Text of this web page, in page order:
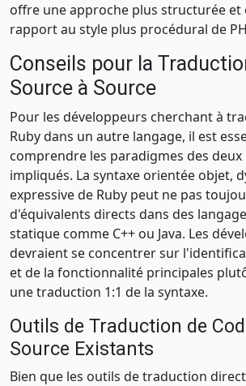
offre une approche plus structurée et
rapport au style plus procédural de
Conseils pour la
Source à Source
Pour les développeurs cherchant à
Ruby dans un autre langage, il est
comprendre les paradigmes des deux
impliqués. La syntaxe orientée objet,
expressive de Ruby peut ne pas
d'équivalents directs dans des
statique comme C++ ou Java. Les
devraient se concentrer sur
et de la fonctionnalité principales
une traduction 1:1 de la syntaxe.
Outils de Traduction de
Source Existants
Bien que les outils de traduction